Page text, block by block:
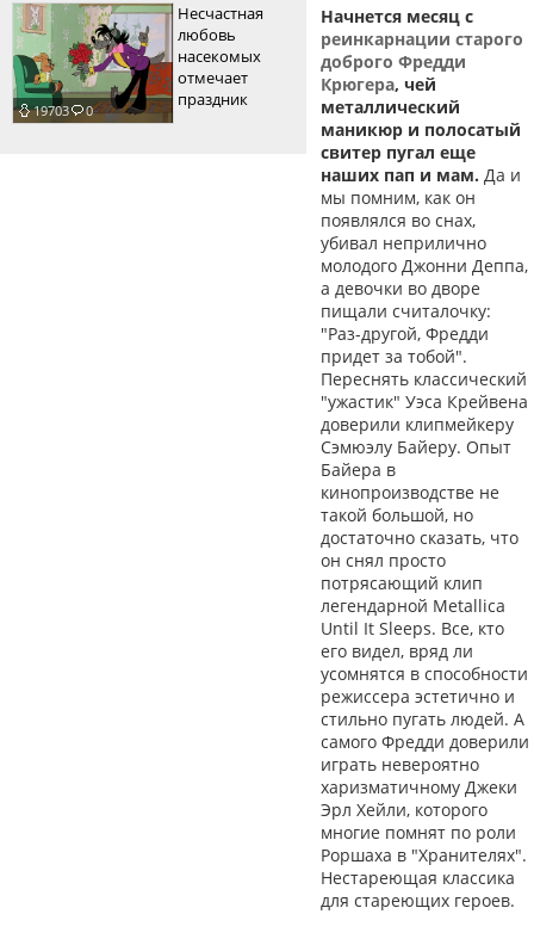
19703 0
Несчастная
любовь
насекомых
отмечает
праздник
Начнется месяц с
реинкарнации старого
доброго Фредди
Крюгера, чей
металлический
маникюр и полосатый
свитер пугал еще
наших пап и мам. Да и
мы помним, как он
появлялся во снах,
убивал неприлично
молодого Джонни Деппа,
а девочки во дворе
пищали считалочку:
"Раз-другой, Фредди
придет за тобой".
Переснять классический
"ужастик" Уэса Крейвена
доверили клипмейкеру
Сэмюэлу Байеру. Опыт
Байера в
кинопроизводстве не
такой большой, но
достаточно сказать, что
он снял просто
потрясающий клип
легендарной Metallica
Until It Sleeps. Все, кто
его видел, вряд ли
усомнятся в способности
режиссера эстетично и
стильно пугать людей. А
самого Фредди доверили
играть невероятно
харизматичному Джеки
Эрл Хейли, которого
многие помнят по роли
Роршаха в "Хранителях".
Нестареющая классика
для стареющих героев.